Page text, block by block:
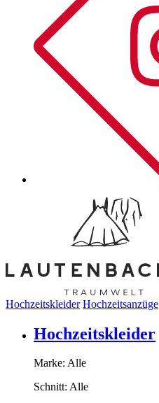
Hochzeitskleider Hochzeitsanzüge
Hochzeitskleider
Marke: Alle
Schnitt: Alle